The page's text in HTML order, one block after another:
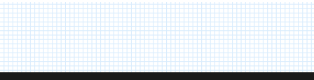
便
民
服
務